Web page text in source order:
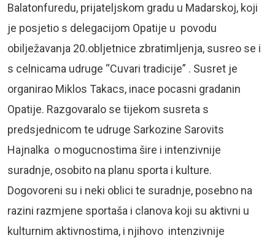
Balatonfuredu, prijateljskom gradu u Madarskoj, koji
je posjetio s delegacijom Opatije u povodu
obilježavanja 20.obljetnice zbratimljenja, susreo se i
s celnicama udruge “Cuvari tradicije” . Susret je
organirao Miklos Takacs, inace pocasni gradanin
Opatije. Razgovaralo se tijekom susreta s
predsjednicom te udruge Sarkozine Sarovits
Hajnalka o mogucnostima šire i intenzivnije
suradnje, osobito na planu sporta i kulture.
Dogovoreni su i neki oblici te suradnje, posebno na
razini razmjene sportaša i clanova koji su aktivni u
kulturnim aktivnostima, i njihovo intenzivnije